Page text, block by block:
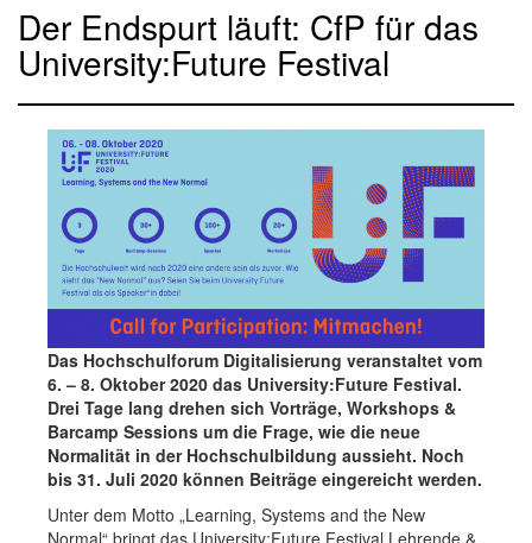
Der Endspurt läuft: CfP für das
University:Future Festival
Das Hochschulforum Digitalisierung veranstaltet vom
6. – 8. Oktober 2020 das University:Future Festival.
Drei Tage lang drehen sich Vorträge, Workshops &
Barcamp Sessions um die Frage, wie die neue
Normalität in der Hochschulbildung aussieht. Noch
bis 31. Juli 2020 können Beiträge eingereicht werden.
Unter dem Motto „Learning, Systems and the New
Normal“ bringt das University:Future Festival Lehrende &